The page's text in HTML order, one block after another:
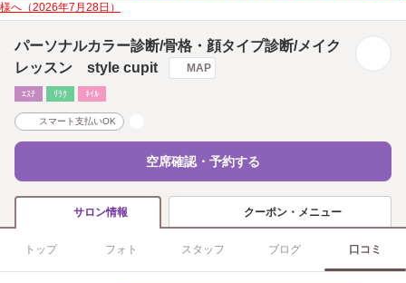
様へ（2026年7月28日）
パーソナルカラー診断/骨格・顔タイプ診断/メイク
レッスン style cupit
MAP
ｴｽﾃ ﾘﾗｸ ﾈｲﾙ
スマート支払いOK
空席確認・予約する
サロン情報 クーポン・メニュー
トップ フォト スタッフ ブログ 口コミ